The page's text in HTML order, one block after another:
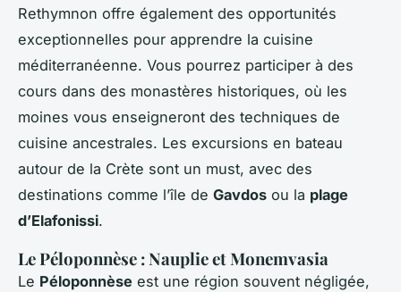
Rethymnon offre également des opportunités
exceptionnelles pour apprendre la cuisine
méditerranéenne. Vous pourrez participer à des
cours dans des monastères historiques, où les
moines vous enseigneront des techniques de
cuisine ancestrales. Les excursions en bateau
autour de la Crète sont un must, avec des
destinations comme l’île de Gavdos ou la plage
d’Elafonissi.
Le Péloponnèse : Nauplie et Monemvasia
Le Péloponnèse est une région souvent négligée,